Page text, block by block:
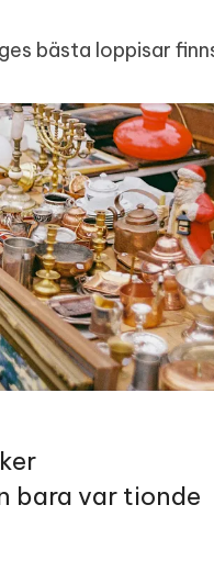
bästa loppisar
bara var tionde